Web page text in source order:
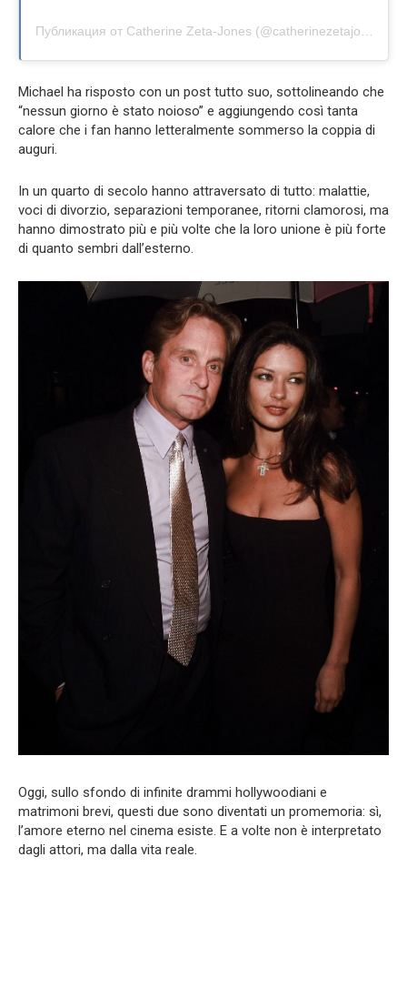
Michael ha risposto con un post tutto suo, sottolineando che
“nessun giorno è stato noioso” e aggiungendo così tanta
calore che i fan hanno letteralmente sommerso la coppia di
auguri.
In un quarto di secolo hanno attraversato di tutto: malattie,
voci di divorzio, separazioni temporanee, ritorni clamorosi, ma
hanno dimostrato più e più volte che la loro unione è più forte
di quanto sembri dall’esterno.
Oggi, sullo sfondo di infinite drammi hollywoodiani e
matrimoni brevi, questi due sono diventati un promemoria: sì,
l’amore eterno nel cinema esiste. E a volte non è interpretato
dagli attori, ma dalla vita reale.